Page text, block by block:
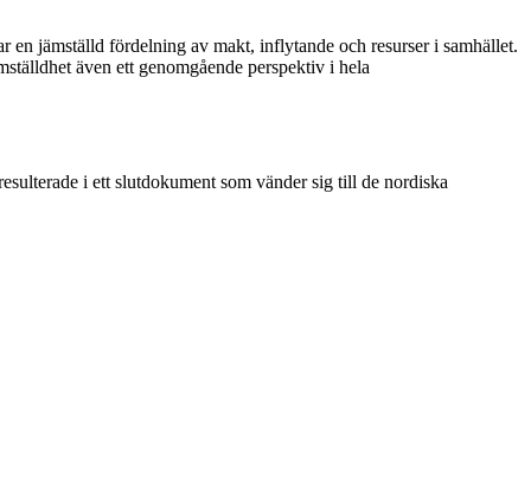
jämställd fördelning av makt, inflytande och resurser i samhället.
även ett genomgående perspektiv i hela
i ett slutdokument som vänder sig till de nordiska